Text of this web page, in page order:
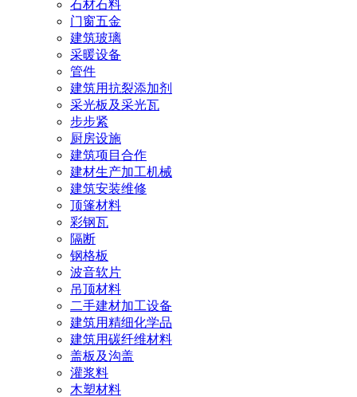
石材石料
门窗五金
建筑玻璃
采暖设备
管件
建筑用抗裂添加剂
采光板及采光瓦
步步紧
厨房设施
建筑项目合作
建材生产加工机械
建筑安装维修
顶篷材料
彩钢瓦
隔断
钢格板
波音软片
吊顶材料
二手建材加工设备
建筑用精细化学品
建筑用碳纤维材料
盖板及沟盖
灌浆料
木塑材料